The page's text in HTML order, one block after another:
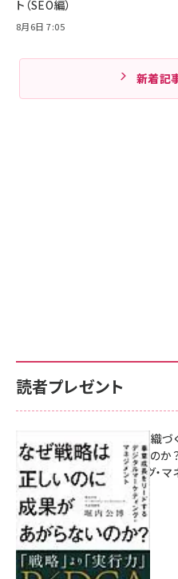
ト（SEO編）
8月6日 7:05
新着記
読者プレゼント
成果を生む組織
があがらないのか
マーケティング・
8月7日 10:00